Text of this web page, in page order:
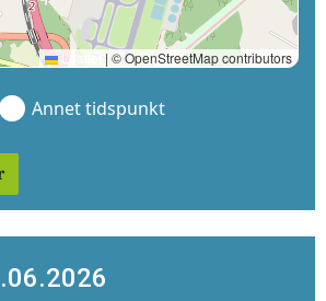
Leaflet | © OpenStreetMap contributors
Annet tidspunkt